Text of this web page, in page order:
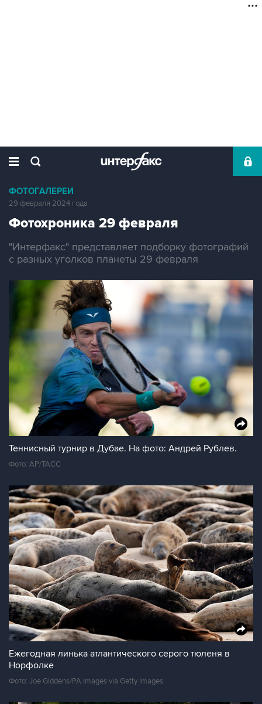
ФОТОГАЛЕРЕИ
29 февраля 2024 года
Фотохроника 29 февраля
"Интерфакс" представляет подборку фотографий
с разных уголков планеты 29 февраля
Теннисный турнир в Дубае. На фото: Андрей Рублев.
Фото: AP/ТАСС
Ежегодная линька атлантического серого тюленя в
Норфолке
Фото: Joe Giddens/PA Images via Getty Images